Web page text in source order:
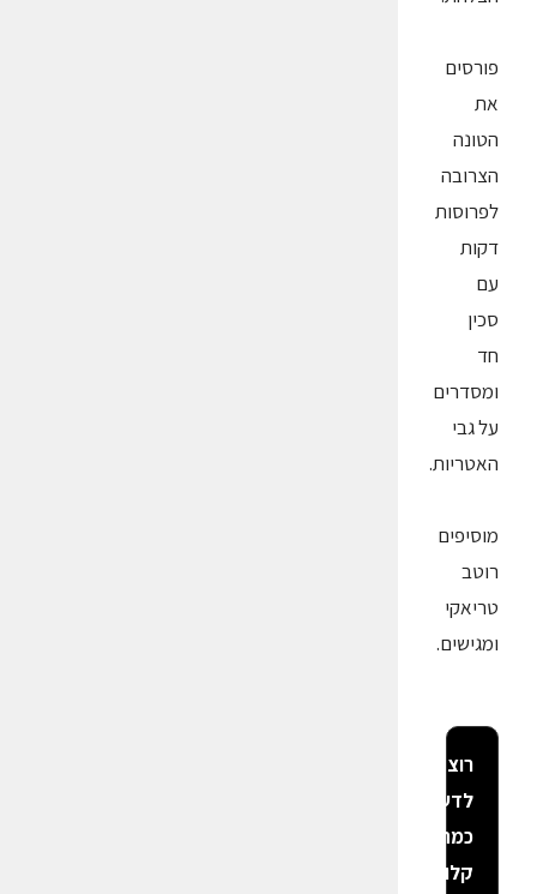
פורסים
את
הטונה
הצרובה
לפרוסות
דקות
עם
סכין
חד
ומסדרים
על גבי
האטריות.
מוסיפים
רוטב
טריאקי
ומגישים.
רוצה
לדעת
כמה
קלוריות